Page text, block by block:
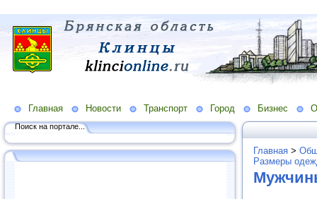
Главная Новости Транспорт Город Бизнес
Поиск на портале...
Главная >
Размеры